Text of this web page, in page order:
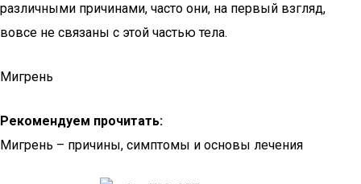
различными причинами, часто они, на первый взгляд,
вовсе не связаны с этой частью тела.
Мигрень
Рекомендуем прочитать:
Мигрень – причины, симптомы и основы лечения